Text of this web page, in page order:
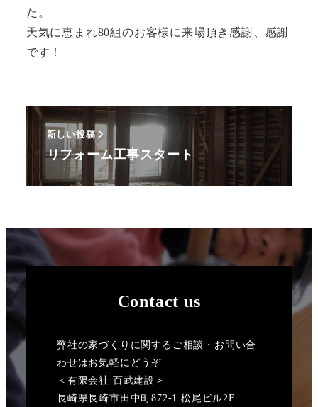
た。
天気に恵まれ80組のお客様に来場頂き感謝、感謝
です！
新しい投稿
リフォーム工事スタート
Contact us
弊社の家づくりに関するご相談・お問い合
わせはお気軽にどうぞ
＜有限会社 百武建設＞
長崎県長崎市田中町872-1 松尾ビル2F